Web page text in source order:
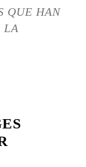
QUE HAN
LA